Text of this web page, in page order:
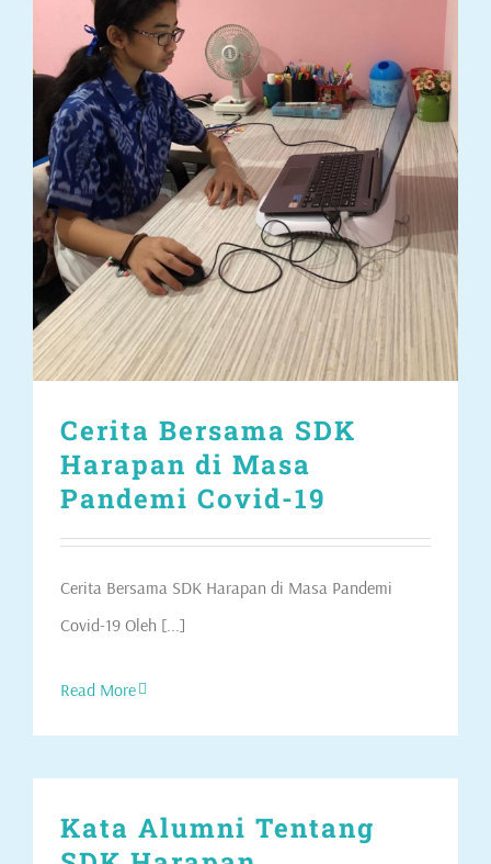
Cerita Bersama SDK
Harapan di Masa
Pandemi Covid-19
Cerita Bersama SDK Harapan di Masa Pandemi
Covid-19 Oleh [...]
Read More
Kata Alumni Tentang